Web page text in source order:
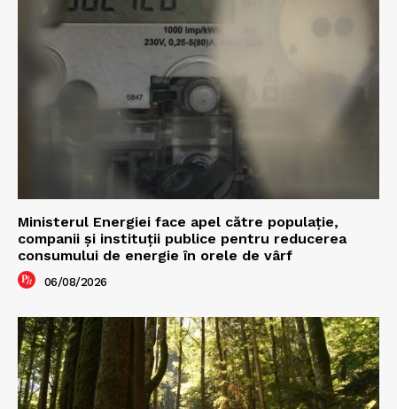
Ministerul Energiei face apel către populație,
companii și instituții publice pentru reducerea
consumului de energie în orele de vârf
06/08/2026